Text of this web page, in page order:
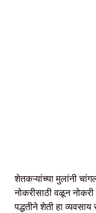
शेतकऱ्यांच्या मुलांनी
नोकरीसाठी वळून नोकरी
पद्धतीने शेती हा